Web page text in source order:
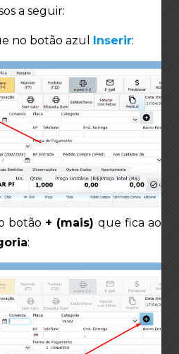
a seguir:
no botão azul Inserir:
botão + (mais) que fica ao
: